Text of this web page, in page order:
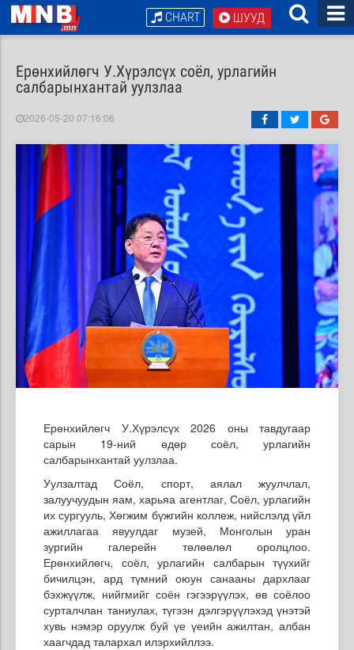
ШУУД
CHART
Ерөнхийлөгч У.Хүрэлсүх соёл, урлагийн
салбарынхантай уулзлаа
2026-05-20 07:16:06
Ерөнхийлөгч У.Хүрэлсүх 2026 оны тавдугаар
сарын 19-ний өдөр соёл, урлагийн
салбарынхантай уулзлаа.
Уулзалтад Соёл, спорт, аялал жуулчлал,
залуучуудын яам, харьяа агентлаг, Соёл, урлагийн
их сургууль, Хөгжим бүжгийн коллеж, нийслэлд үйл
ажиллагаа явуулдаг музей, Монголын уран
зургийн галерейн төлөөлөл оролцлоо.
Ерөнхийлөгч, соёл, урлагийн салбарын түүхийг
бичилцэн, ард түмний оюун санааны дархлааг
бэхжүүлж, нийгмийг соён гэгээрүүлэх, өв соёлоо
сурталчлан таниулах, түгээн дэлгэрүүлэхэд үнэтэй
хувь нэмэр оруулж буй үе үеийн ажилтан, албан
хаагчдад талархал илэрхийллээ.